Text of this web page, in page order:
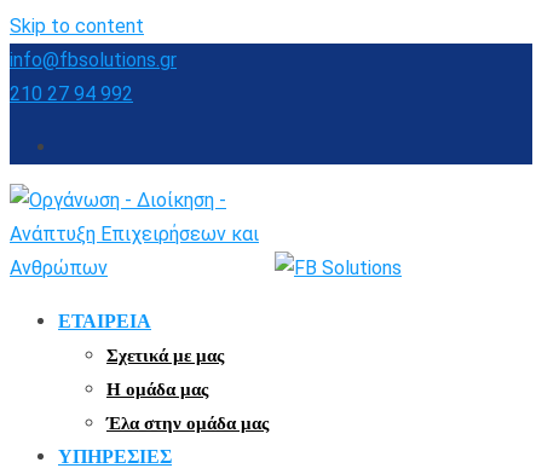
Skip to content
info@fbsolutions.gr
210 27 94 992
ΕΤΑΙΡΕΙΑ
Σχετικά με μας
Η ομάδα μας
Έλα στην ομάδα μας
ΥΠΗΡΕΣΙΕΣ